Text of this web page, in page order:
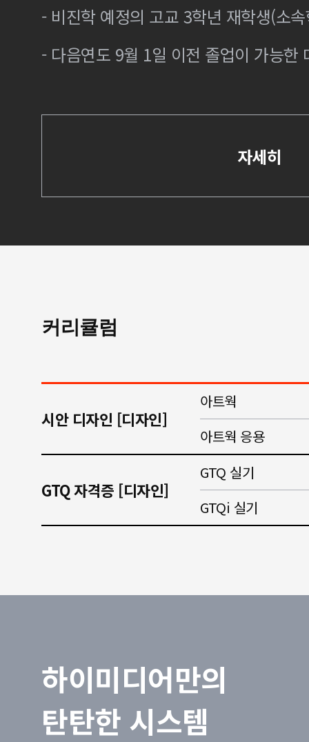
- 비진학 예정의 고교 3학년 재학생(소
- 다음연도 9월 1일 이전 졸업이 가능한
자세히
커리큘럼
시안 디자인 [디자인]
아트웍
아트웍 응용
GTQ 자격증 [디자인]
GTQ 실기
GTQi 실기
하이미디어만의
탄탄한 시스템